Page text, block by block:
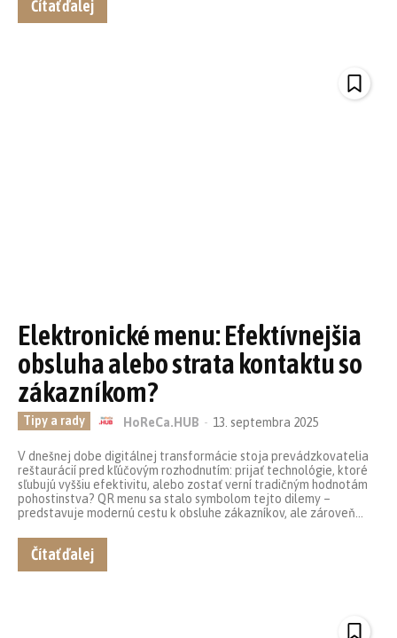
Čítať ďalej
Elektronické menu: Efektívnejšia
obsluha alebo strata kontaktu so
zákazníkom?
Tipy a rady HoReCa.HUB - 13. septembra 2025
V dnešnej dobe digitálnej transformácie stoja prevádzkovatelia
reštaurácií pred kľúčovým rozhodnutím: prijať technológie, ktoré
sľubujú vyššiu efektivitu, alebo zostať verní tradičným hodnotám
pohostinstva? QR menu sa stalo symbolom tejto dilemy –
predstavuje modernú cestu k obsluhe zákazníkov, ale zároveň...
Čítať ďalej